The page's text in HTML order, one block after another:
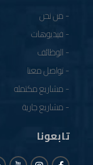
- من نحن
- فيديوهات
- الوظائف
- تواصل معنا
- مشاريع مكتمله
- مشاريع جارية
تابعونا